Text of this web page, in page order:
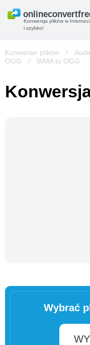
Konwersja plików w
i szybko!
Konwerter plików /
OGG
/ WMA to OGG
Wybrać